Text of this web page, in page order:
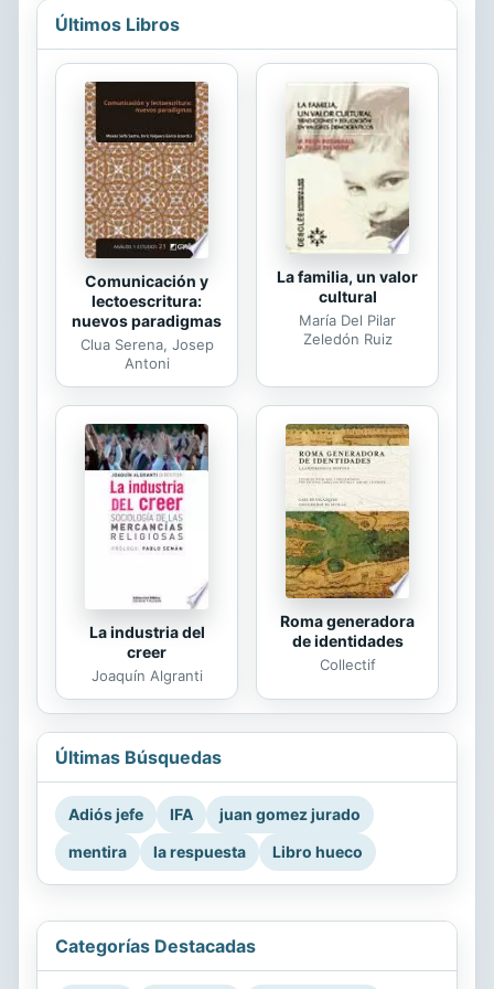
Pero eso no significa que culpe a
que todo se basa en mis propias
decisiones. En ese momento, no
podía juzgar si estaban bien o mal,
pero solo después. El 95% del
tiempo me decidí a hacerlo de esa
manera. Si me habrían dicho algo o
no, es una...
Últimos Libros
Comunicación y
lectoescritura:
nuevos paradigmas
Clua Serena, Josep
Antoni
La familia, un valor
cultural
María Del Pilar
Zeledón Ruiz
La industria del
creer
Joaquín Algranti
Roma generadora
de identidades
Collectif
Últimas Búsquedas
Adiós jefe IFA
juan gomez jurado
mentira
la respuesta Libro hueco
Categorías Destacadas